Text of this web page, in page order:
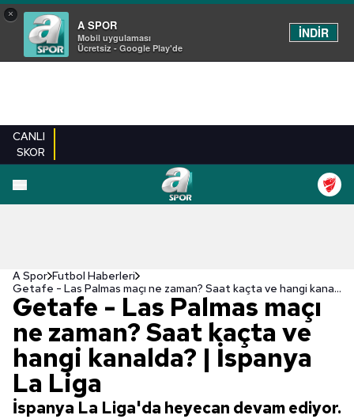
×
A SPOR
Mobil uygulaması
Ücretsiz - Google Play'de
İNDİR
CANLI
SKOR
A Spor Futbol Haberleri
Getafe - Las Palmas maçı ne zaman? Saat kaçta ve hangi kanalda? | İspanya La Liga
Getafe - Las Palmas maçı
ne zaman? Saat kaçta ve
hangi kanalda? | İspanya
La Liga
İspanya La Liga'da heyecan devam ediyor.